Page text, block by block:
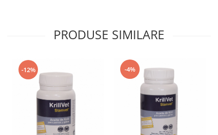
PRODUSE SIMILARE
-12% -4%